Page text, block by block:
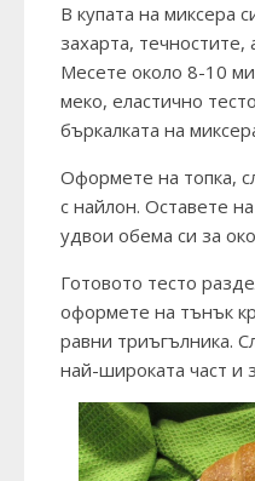
В купата на миксера
захарта, течностите,
Месете около 8-10
меко, еластично
бъркалката на
Оформете на топка,
с найлон. Оставете
удвои обема си за
Готовото тесто
оформете на тънък
равни триъгълника.
най-широката част и